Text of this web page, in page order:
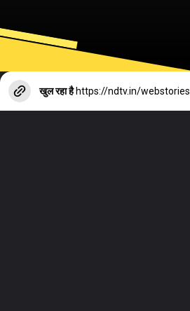
खुल रहा है https://ndtv.in/webstories